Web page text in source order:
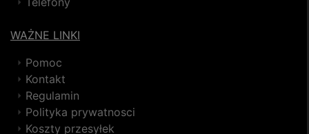
WAŻNE LINKI
Pomoc
Kontakt
Regulamin
Polityka prywatnosci
Koszty przesyłek